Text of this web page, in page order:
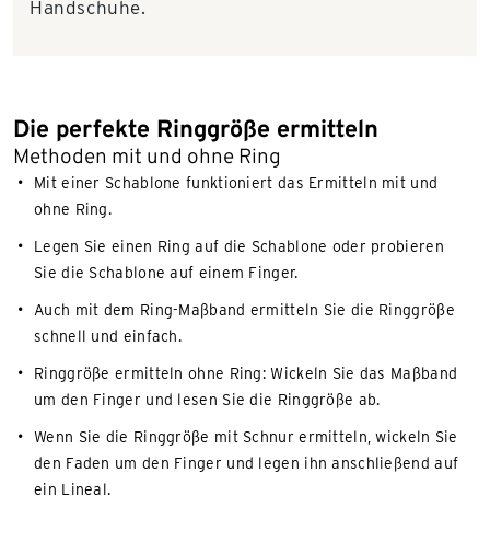
Handschuhe.
Die perfekte Ringgröße ermitteln
Methoden mit und ohne Ring
Mit einer Schablone funktioniert das Ermitteln mit und
ohne Ring.
Legen Sie einen Ring auf die Schablone oder probieren
Sie die Schablone auf einem Finger.
Auch mit dem Ring-Maßband ermitteln Sie die Ringgröße
schnell und einfach.
Ringgröße ermitteln ohne Ring: Wickeln Sie das Maßband
um den Finger und lesen Sie die Ringgröße ab.
Wenn Sie die Ringgröße mit Schnur ermitteln, wickeln Sie
den Faden um den Finger und legen ihn anschließend auf
ein Lineal.